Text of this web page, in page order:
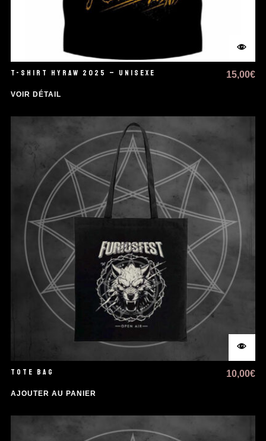
T-SHIRT HYRAW 2025 – UNISEXE 15,00€
VOIR DÉTAIL
TOTE BAG 10,00€
AJOUTER AU PANIER